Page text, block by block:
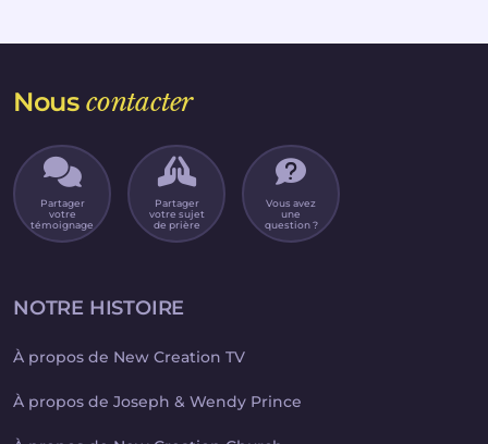
Nouscontacter
Partager
votre
témoignage
Partager
votre sujet
de prière
Vous avez
une
question ?
NOTRE HISTOIRE
À propos de New Creation TV
À propos de Joseph & Wendy Prince